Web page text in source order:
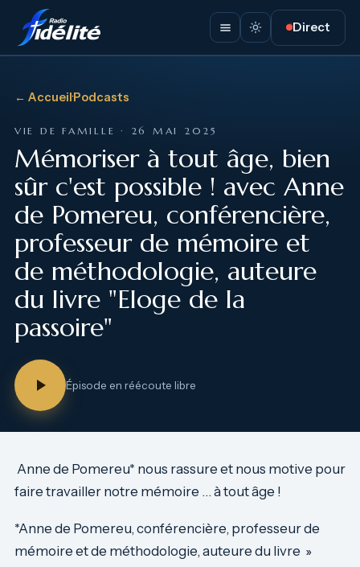
Direct
← Accueil·Podcasts
VIE DE FAMILLE · 26 MAI 2025
Mémoriser à tout âge, bien
sûr c'est possible ! avec Anne
de Pomereu, conférencière,
professeur de mémoire et
de méthodologie, auteure
du livre "Eloge de la
passoire"
Épisode en réécoute libre
Anne de Pomereu* nous rassure et nous motive pour
faire travailler notre mémoire … à tout âge !
*Anne de Pomereu, conférencière, professeur de
mémoire et de méthodologie, auteure du livre »